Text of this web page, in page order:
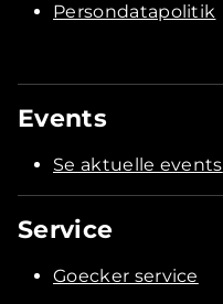
Persondatapolitik
Events
Se aktuelle events
Service
Goecker service